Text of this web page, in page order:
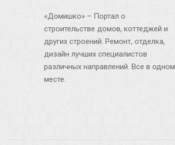
«Домишко» – Портал о
строительстве домов, коттеджей и
других строений. Ремонт, отделка,
дизайн лучших специалистов
различных направлений. Все в одном
месте.